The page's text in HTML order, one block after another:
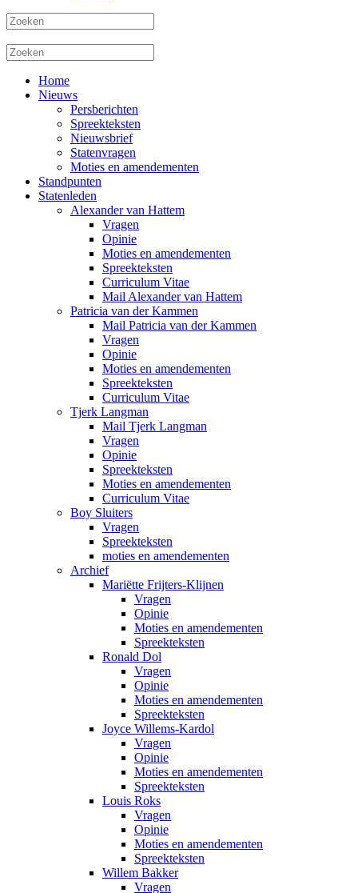
Home
Nieuws
Persberichten
Spreekteksten
Nieuwsbrief
Statenvragen
Moties en amendementen
Standpunten
Statenleden
Alexander van Hattem
Vragen
Opinie
Moties en amendementen
Spreekteksten
Curriculum Vitae
Mail Alexander van Hattem
Patricia van der Kammen
Mail Patricia van der Kammen
Vragen
Opinie
Moties en amendementen
Spreekteksten
Curriculum Vitae
Tjerk Langman
Mail Tjerk Langman
Vragen
Opinie
Spreekteksten
Moties en amendementen
Curriculum Vitae
Boy Sluiters
Vragen
Spreekteksten
moties en amendementen
Archief
Mariëtte Frijters-Klijnen
Vragen
Opinie
Moties en amendementen
Spreekteksten
Ronald Dol
Vragen
Opinie
Moties en amendementen
Spreekteksten
Joyce Willems-Kardol
Vragen
Opinie
Moties en amendementen
Spreekteksten
Louis Roks
Vragen
Opinie
Moties en amendementen
Spreekteksten
Willem Bakker
Vragen